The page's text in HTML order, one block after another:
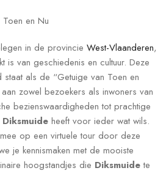
en Nu
in de provincie West-Vlaanderen,
is van geschiedenis en cultuur. Deze
als de “Getuige van Toen en
zowel bezoekers als inwoners van
bezienswaardigheden tot prachtige
Diksmuide heeft voor ieder wat wils.
op een virtuele tour door deze
je kennismaken met de mooiste
hoogstandjes die Diksmuidete